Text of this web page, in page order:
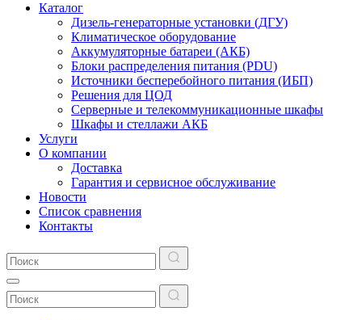
Каталог
Дизель-генераторные установки (ДГУ)
Климатическое оборудование
Аккумуляторные батареи (АКБ)
Блоки распределения питания (PDU)
Источники бесперебойного питания (ИБП)
Решения для ЦОД
Серверные и телекоммуникационные шкафы
Шкафы и стеллажи АКБ
Услуги
О компании
Доставка
Гарантия и сервисное обслуживание
Новости
Список сравнения
Контакты